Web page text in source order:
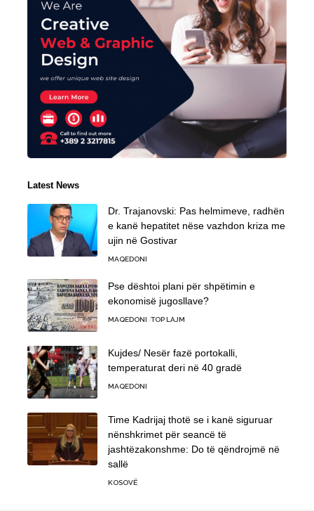
Latest News
Dr. Trajanovski: Pas helmimeve, radhën
e kanë hepatitet nëse vazhdon kriza me
ujin në Gostivar
MAQEDONI
Pse dështoi plani për shpëtimin e
ekonomisë jugosllave?
MAQEDONI TOP LAJM
Kujdes/ Nesër fazë portokalli,
temperaturat deri në 40 gradë
MAQEDONI
Time Kadrijaj thotë se i kanë siguruar
nënshkrimet për seancë të
jashtëzakonshme: Do të qëndrojmë në
sallë
KOSOVË